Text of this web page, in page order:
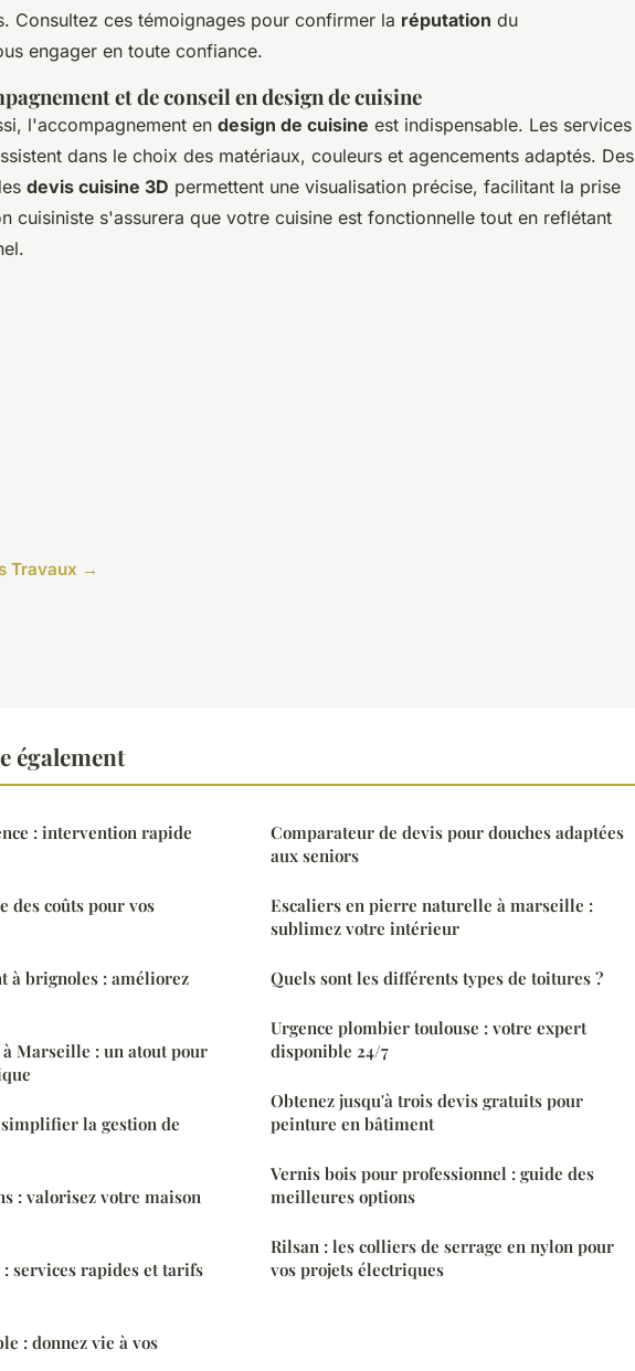
Consultez ces témoignages pour confirmer la réputation du
engager en toute confiance.
et de conseil en design de cuisine
l'accompagnement en design de cuisine est indispensable. Les services
dans le choix des matériaux, couleurs et agencements adaptés. Des
devis cuisine 3D permettent une visualisation précise, facilitant la prise
cuisiniste s'assurera que votre cuisine est fonctionnelle tout en reflétant
Travaux →
également
: intervention rapide
des coûts pour vos
à brignoles : améliorez
Marseille : un atout pour
la gestion de
: valorisez votre maison
services rapides et tarifs
: donnez vie à vos
Comparateur de devis pour douches adaptées
aux seniors
Escaliers en pierre naturelle à marseille :
sublimez votre intérieur
Quels sont les différents types de toitures ?
Urgence plombier toulouse : votre expert
disponible 24/7
Obtenez jusqu'à trois devis gratuits pour
peinture en bâtiment
Vernis bois pour professionnel : guide des
meilleures options
Rilsan : les colliers de serrage en nylon pour
vos projets électriques